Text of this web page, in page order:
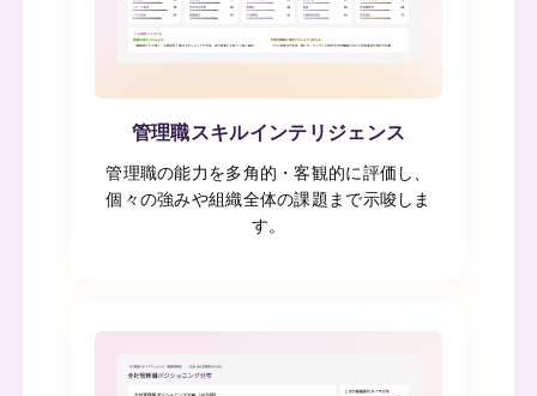
管理職スキルインテリジェンス
管理職の能力を多角的・客観的に評価し、
個々の強みや組織全体の課題まで示唆しま
す。